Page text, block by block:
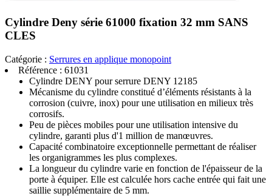
Cylindre Deny série 61000 fixation 32 mm SANS
CLES
Catégorie : Serrures en applique monopoint
Référence : 61031
Cylindre DENY pour serrure DENY 12185
Mécanisme du cylindre constitué d’éléments résistants à la
corrosion (cuivre, inox) pour une utilisation en milieux très
corrosifs.
Peu de pièces mobiles pour une utilisation intensive du
cylindre, garanti plus d'1 million de manœuvres.
Capacité combinatoire exceptionnelle permettant de réaliser
les organigrammes les plus complexes.
La longueur du cylindre varie en fonction de l'épaisseur de la
porte à équiper. Elle est calculée hors cache entrée qui fait une
saillie supplémentaire de 5 mm.